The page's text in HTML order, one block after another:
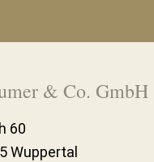
& Co.
60
Wuppertal